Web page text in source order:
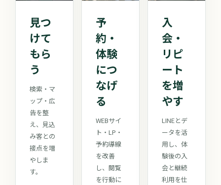
見つ
けて
もら
う
検索・マ
ップ・広
告を整
え、見込
み客との
接点を増
やしま
す。
予
約・
体験
につ
なげ
る
WEBサイ
ト・LP・
予約導線
を改善
し、閲覧
を行動に
入
会・
リピ
ート
を増
やす
LINEとデ
ータを活
用し、体
験後の入
会と継続
利用を仕